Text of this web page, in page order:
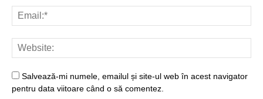
Salvează-mi numele, emailul și site-ul web în acest navigator
pentru data viitoare când o să comentez.